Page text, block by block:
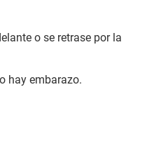
o se retrase por la
hay embarazo.